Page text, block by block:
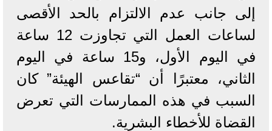
إلى جانب عدم الالتزام بالحد الأقصى
لساعات العمل التي تجاوزت 12 ساعة
في اليوم الأول، و15 ساعة في اليوم
الثاني، معتبرًا أن “تقاعس الهيئة” كان
السبب في هذه الممارسات التي تعرض
القضاة للأخطاء البشرية.